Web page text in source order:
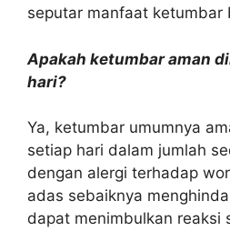
seputar manfaat ketumbar
Apakah ketumbar aman
hari?
Ya, ketumbar umumnya
setiap hari dalam jumlah
dengan alergi terhadap
adas sebaiknya
dapat menimbulkan reaksi